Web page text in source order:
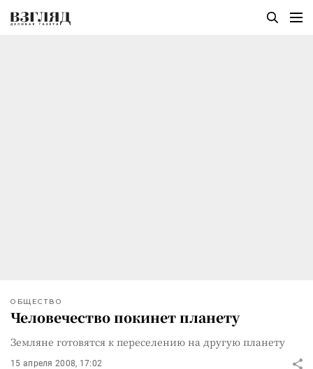
ОБЩЕСТВО
Человечество покинет планету
Земляне готовятся к переселению на другую планету
15 апреля 2008, 17:02